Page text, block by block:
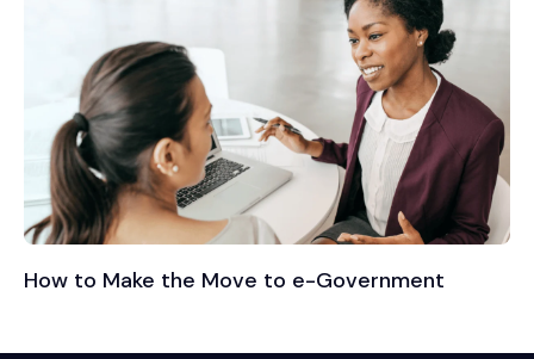
How to Make the Move to e-Government